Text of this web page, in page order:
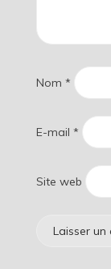
Nom *
E-mail *
Site web